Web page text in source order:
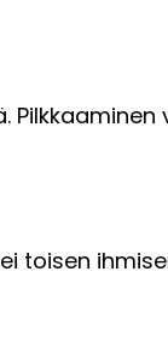
toisen